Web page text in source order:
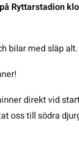
Ryttarstadion
bilar med släp
direkt vid
oss till södra